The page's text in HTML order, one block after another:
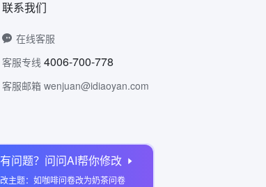
有问题？问问AI帮你修改
改主题：如咖啡问卷改为奶茶问卷
联系我们
在线客服
客服专线 4006-700-778
客服邮箱 wenjuan@idiaoyan.com
问卷网公众号